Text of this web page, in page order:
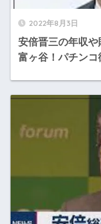
2022年8月3日
安倍晋三の年収
富ヶ谷！パチンコ